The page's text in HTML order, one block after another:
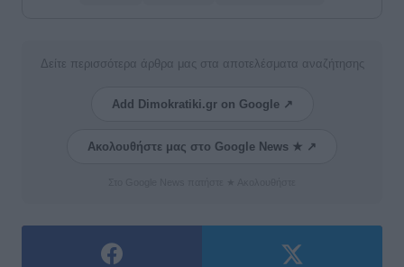
Δείτε περισσότερα άρθρα μας στα αποτελέσματα αναζήτησης
Add Dimokratiki.gr on Google ↗
Ακολουθήστε μας στο Google News ★ ↗